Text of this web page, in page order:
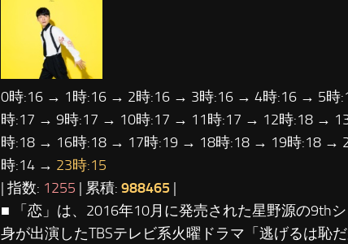
0時:16 → 1時:16 → 2時:16 → 3時:16 → 4時:16 → 5
時:17 → 9時:17 → 10時:17 → 11時:17 → 12時:18 →
時:18 → 16時:18 → 17時:19 → 18時:18 → 19時:18 →
時:14 → 23時:15
| 指数: 1255 | 累積: 988465 |
■ 「恋」は、2016年10月に発売された星野源の9th
身が出演したTBSテレビ系火曜ドラマ「逃げるは恥